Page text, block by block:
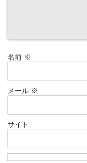
名前 ※
メール ※
サイト